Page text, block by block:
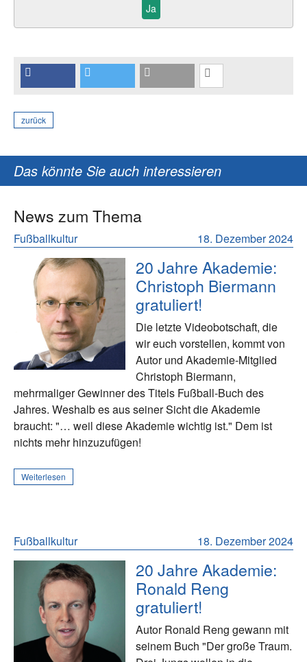
Ja
zurück
Das könnte Sie auch interessieren
News zum Thema
18. Dezember 2024
Fußballkultur
20 Jahre Akademie:
Christoph Biermann
gratuliert!
Die letzte Videobotschaft, die
wir euch vorstellen, kommt von
Autor und Akademie-Mitglied
Christoph Biermann,
mehrmaliger Gewinner des Titels Fußball-Buch des
Jahres. Weshalb es aus seiner Sicht die Akademie
braucht: "… weil diese Akademie wichtig ist." Dem ist
nichts mehr hinzuzufügen!
Weiterlesen
18. Dezember 2024
Fußballkultur
20 Jahre Akademie:
Ronald Reng
gratuliert!
Autor Ronald Reng gewann mit
seinem Buch "Der große Traum.